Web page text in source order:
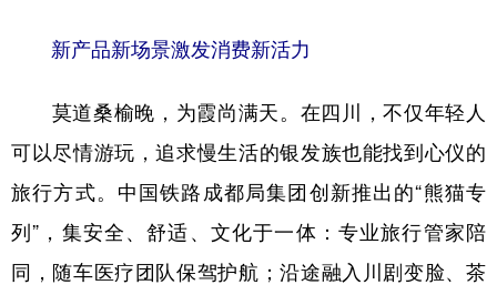
新产品新场景激发消费新活力
莫道桑榆晚，为霞尚满天。在四川，不仅年轻人
可以尽情游玩，追求慢生活的银发族也能找到心仪的
旅行方式。中国铁路成都局集团创新推出的“熊猫专
列”，集安全、舒适、文化于一体：专业旅行管家陪
同，随车医疗团队保驾护航；沿途融入川剧变脸、茶